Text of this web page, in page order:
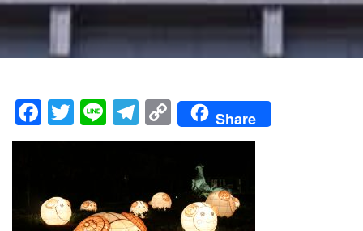
F
ac
b
o
T
w
r
Li
n
T
el
gr
a
C
o
y
Li
Share